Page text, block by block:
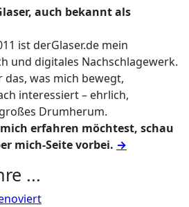
auch bekannt als
ist derGlaser.de mein
und digitales Nachschlagewerk.
was mich bewegt,
interessiert – ehrlich,
Drumherum.
erfahren möchtest, schau
mich-Seite vorbei. →
...